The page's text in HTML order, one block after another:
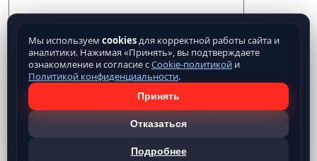
Мы используем cookiesдля корректной работы сайта и
аналитики. Нажимая «Принять», вы подтверждаете
ознакомление и согласие сCookie-политикой и
Политикой конфиденциальности.
Принять
Отказаться
Подробнее